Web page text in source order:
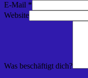
E-Mail *
Website
Was beschäftigt dich?